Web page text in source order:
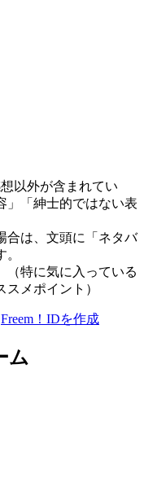
以外が含まれてい
」「紳士的ではない表
合は、文頭に「ネタバ
（特に気に入っている
メポイント）
Freem！IDを作成
ム